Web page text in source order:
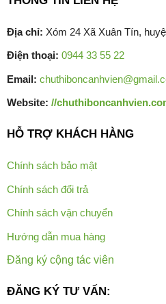
Địa chỉ: Xóm 24 Xã Xuân Tín,
Điện thoại: 0944 33 55 22
Email:
Website: //
HỖ TRỢ KHÁCH HÀNG
Chính sách bảo mật
Chính sách đổi trả
Chính sách vận chuyển
Hướng dẫn mua hàng
Đăng ký cộng tác viên
ĐĂNG KÝ TƯ VẤN: